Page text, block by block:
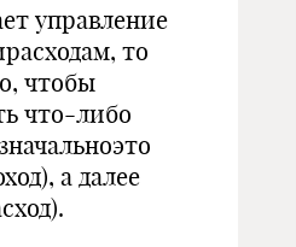
управление
то
чтобы
что-либо
а далее